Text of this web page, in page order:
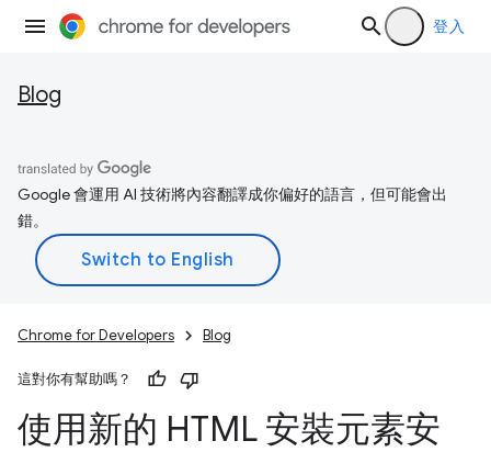
登入
Blog
Google 會運用 AI 技術將內容翻譯成你偏好的語言，但可能會出
錯。
Chrome for Developers Blog
這對你有幫助嗎？
使用新的 HTML 安裝元素安